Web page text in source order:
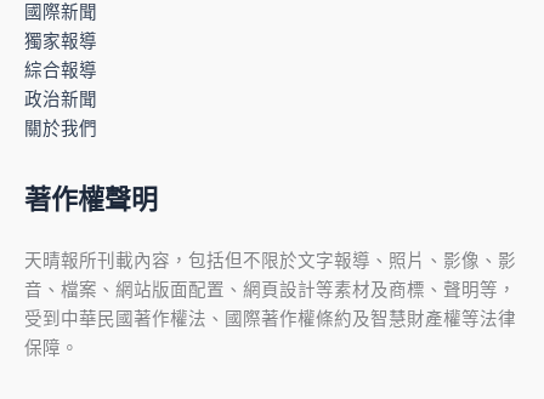
國際新聞
獨家報導
綜合報導
政治新聞
關於我們
著作權聲明
天晴報所刊載內容，包括但不限於文字報導、照片、影像、影
音、檔案、網站版面配置、網頁設計等素材及商標、聲明等，
受到中華民國著作權法、國際著作權條約及智慧財產權等法律
保障。